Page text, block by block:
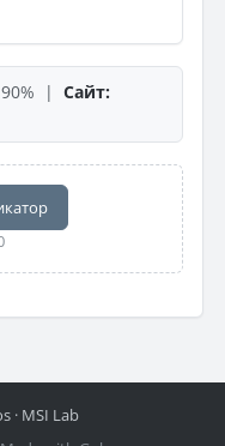
90% | Сайт:
· MSI Lab